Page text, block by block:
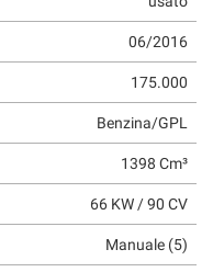
06/2016
175.000
Benzina/GPL
1398 Cm³
66 KW / 90 CV
Manuale (5)